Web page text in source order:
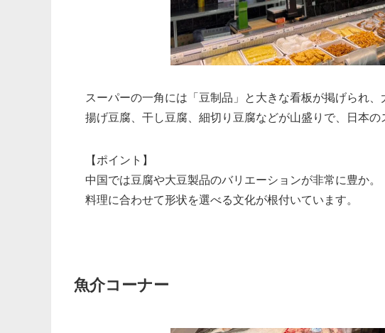
スーパーの一角には「豆制品」と大きな看板が掲げられ、
揚げ豆腐、干し豆腐、細切り豆腐などが山盛りで、日本の
【ポイント】
中国では豆腐や大豆製品のバリエーションが非常に豊か。
料理に合わせて形状を選べる文化が根付いています。
魚介コーナー